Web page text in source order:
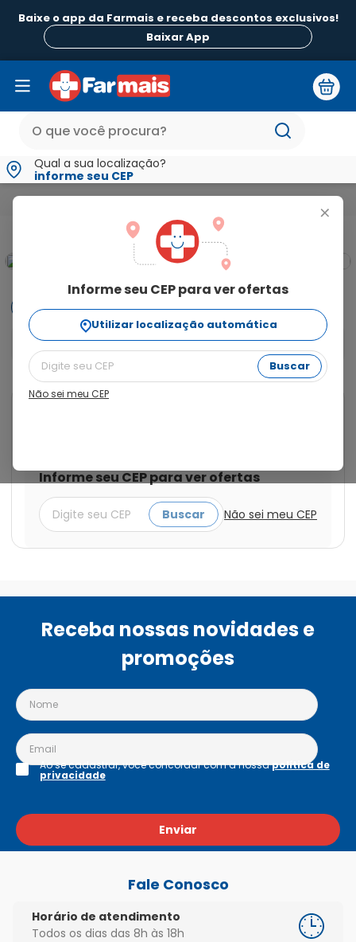
Baixe o app da Farmais e receba descontos exclusivos!
Baixar App
Qual a sua localização?
informe seu CEP
+
Informe seu CEP para ver ofertas
Utilizar localização automática
Buscar
Não sei meu CEP
Lágrimas Artificiais
Informações
Lunah 1mg/ml Cristália Colírio 10ml
Lunah Cod.:7896676435658
Informe seu CEP para ver ofertas
Buscar Não sei meu CEP
Receba nossas novidades e
promoções
Enviar
Ao se cadastrar, você concordar com a nossapolítica de
privacidade
Fale Conosco
Horário de atendimento
Todos os dias das 8h às 18h